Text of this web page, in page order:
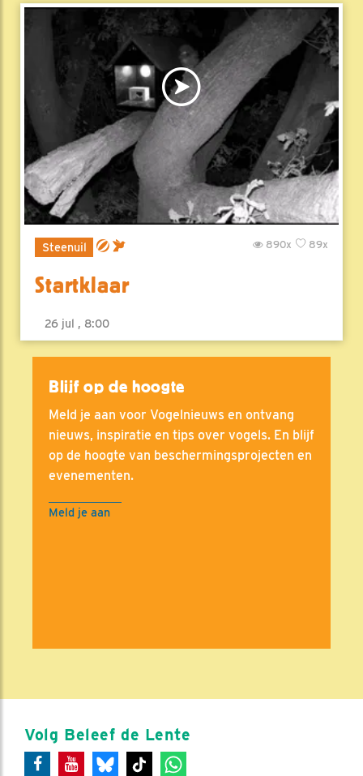
Steenuil 89x
890x
Startklaar
26 jul , 8:00
Blijf op de hoogte
Meld je aan voor Vogelnieuws en ontvang
nieuws, inspiratie en tips over vogels. En blijf
op de hoogte van beschermingsprojecten en
evenementen.
Meld je aan
Volg Beleef de Lente